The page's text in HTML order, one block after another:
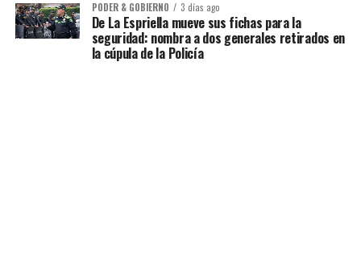
PODER & GOBIERNO 3 días ago
De La Espriella mueve sus fichas para la
seguridad: nombra a dos generales retirados en
la cúpula de la Policía